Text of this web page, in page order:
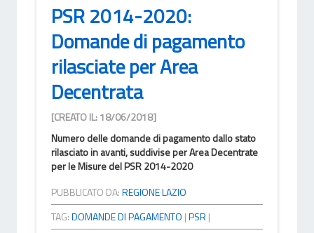
PSR 2014-2020:
Domande di pagamento
rilasciate per Area
Decentrata
[CREATO IL: 18/06/2018]
Numero delle domande di pagamento dallo stato
rilasciato in avanti, suddivise per Area Decentrate
per le Misure del PSR 2014-2020
PUBBLICATO DA:REGIONE LAZIO
TAG:DOMANDE DI PAGAMENTO |PSR |